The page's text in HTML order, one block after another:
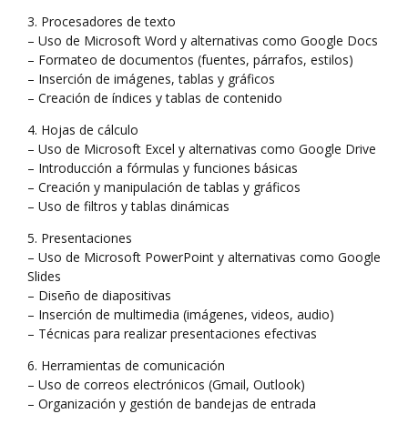
3. Procesadores de texto
– Uso de Microsoft Word y alternativas como Google Docs
– Formateo de documentos (fuentes, párrafos, estilos)
– Inserción de imágenes, tablas y gráficos
– Creación de índices y tablas de contenido
4. Hojas de cálculo
– Uso de Microsoft Excel y alternativas como Google Drive
– Introducción a fórmulas y funciones básicas
– Creación y manipulación de tablas y gráficos
– Uso de filtros y tablas dinámicas
5. Presentaciones
– Uso de Microsoft PowerPoint y alternativas como Google
Slides
– Diseño de diapositivas
– Inserción de multimedia (imágenes, videos, audio)
– Técnicas para realizar presentaciones efectivas
6. Herramientas de comunicación
– Uso de correos electrónicos (Gmail, Outlook)
– Organización y gestión de bandejas de entrada